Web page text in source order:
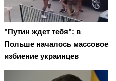
"Путин ждет тебя": в
Польше началось массовое
избиение украинцев